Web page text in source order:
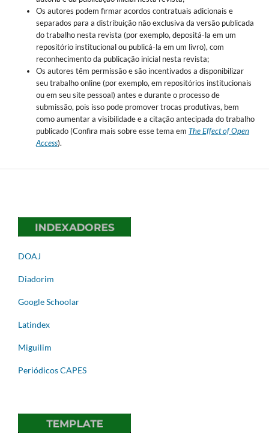
Os autores podem firmar acordos contratuais adicionais e
separados para a distribuição não exclusiva da versão publicada
do trabalho nesta revista (por exemplo, depositá-la em um
repositório institucional ou publicá-la em um livro), com
reconhecimento da publicação inicial nesta revista;
Os autores têm permissão e são incentivados a disponibilizar
seu trabalho online (por exemplo, em repositórios institucionais
ou em seu site pessoal) antes e durante o processo de
submissão, pois isso pode promover trocas produtivas, bem
como aumentar a visibilidade e a citação antecipada do trabalho
publicado (Confira mais sobre esse tema em The Effect of Open
Access).
DOAJ
Diadorim
Google Schoolar
Latindex
Miguilim
Periódicos CAPES